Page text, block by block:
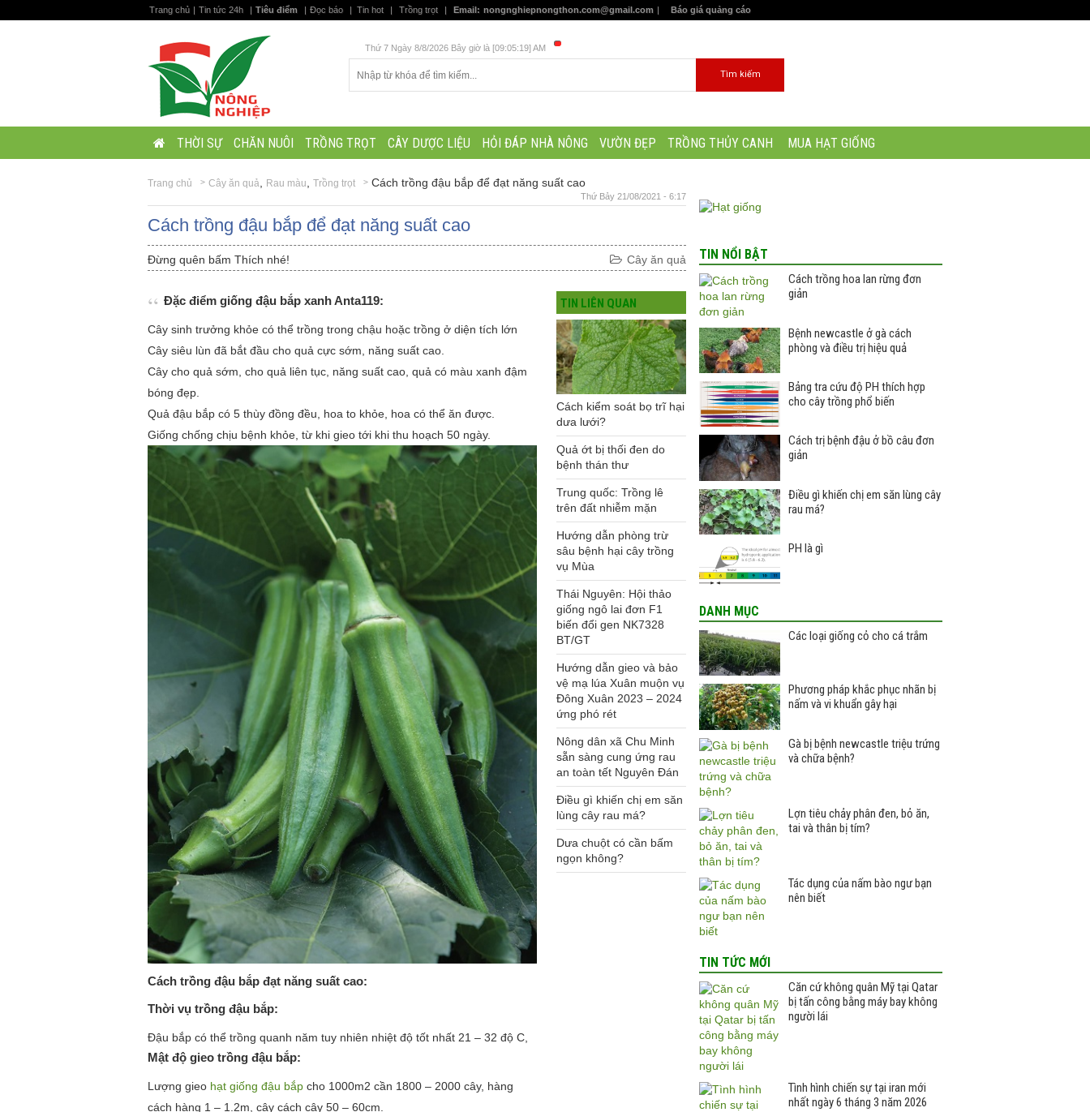
Trang chủ | Tin tức 24h | Tiêu điểm | Đọc báo | Tin hot | Trồng trọt | Email: nongnghiepnongthon.com@gmail.com | Báo giá quảng cáo
Thứ 7 Ngày 8/8/2026 Bây giờ là [09:05:20] AM
THỜI SỰ CHĂN NUÔI TRỒNG TRỌT CÂY DƯỢC LIỆU HỎI ĐÁP NHÀ NÔNG VƯỜN ĐẸP TRỒNG THỦY CANH MUA HẠT GIỐNG
Trang chủ Cây ăn quả Rau màu Trồng trọt Cách trồng đậu bắp để đạt năng suất cao
Thứ Bảy 21/08/2021 - 6:17
Cách trồng đậu bắp để đạt năng suất cao
Đừng quên bấm Thích nhé! Cây ăn quả
Đặc điểm giống đậu bắp xanh Anta119:
Cây sinh trưởng khỏe có thể trồng trong chậu hoặc trồng ở diện tích lớn
Cây siêu lùn đã bắt đầu cho quả cực sớm, năng suất cao.
Cây cho quả sớm, cho quả liên tục, năng suất cao, quả có màu xanh đậm
bóng đẹp.
Quả đậu bắp có 5 thùy đồng đều, hoa to khỏe, hoa có thể ăn được.
Giống chống chịu bệnh khỏe, từ khi gieo tới khi thu hoạch 50 ngày.
Cách trồng đậu bắp đạt năng suất cao:
Thời vụ trồng đậu bắp:
Đậu bắp có thể trồng quanh năm tuy nhiên nhiệt độ tốt nhất 21 – 32 độ C,
Mật độ gieo trồng đậu bắp:
Lượng gieo hạt giống đậu bắp cho 1000m2 cần 1800 – 2000 cây, hàng
cách hàng 1 – 1.2m, cây cách cây 50 – 60cm.
TIN LIÊN QUAN
Cách kiểm soát bọ trĩ hại
dưa lưới?
Quả ớt bị thối đen do
bệnh thán thư
Trung quốc: Trồng lê
trên đất nhiễm mặn
Hướng dẫn phòng trừ
sâu bệnh hại cây trồng
vụ Mùa
Thái Nguyên: Hội thảo
giống ngô lai đơn F1
biến đổi gen NK7328
BT/GT
Hướng dẫn gieo và bảo
vệ mạ lúa Xuân muộn vụ
Đông Xuân 2023 – 2024
ứng phó rét
Nông dân xã Chu Minh
sẵn sàng cung ứng rau
an toàn tết Nguyên Đán
Điều gì khiến chị em săn
lùng cây rau má?
Dưa chuột có cần bấm
ngọn không?
TIN NỔI BẬT
Cách trồng hoa lan rừng đơn
giản
Bệnh newcastle ở gà cách
phòng và điều trị hiệu quả
Bảng tra cứu độ PH thích hợp
cho cây trồng phổ biến
Cách trị bệnh đậu ở bồ câu đơn
giản
Điều gì khiến chị em săn lùng cây
rau má?
PH là gì
DANH MỤC
Các loại giống cỏ cho cá trắm
Phương pháp khắc phục nhãn bị
nấm và vi khuẩn gây hại
Gà bị bệnh newcastle triệu trứng
và chữa bệnh?
Lợn tiêu chảy phân đen, bỏ ăn,
tai và thân bị tím?
Tác dụng của nấm bào ngư bạn
nên biết
TIN TỨC MỚI
Căn cứ không quân Mỹ tại Qatar
bị tấn công bằng máy bay không
người lái
Tình hình chiến sự tại iran mới
nhất ngày 6 tháng 3 năm 2026